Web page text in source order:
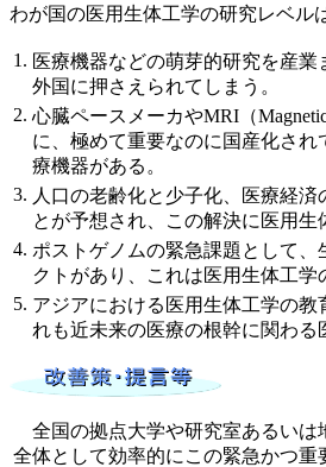
わが国の医用生体工学の研究レベル
1. 医療機器などの萌芽的研究を産
外国に押さえられてしまう。
2. 心臓ペースメーカやMRI（
に、極めて重要なのに国産化さ
療機器がある。
3. 人口の老齢化と少子化、医療経
とが予想され、この解決に医用
4. ポストゲノムの緊急課題として
クトがあり、これは医用生体工学
5. アジアにおける医用生体工学の
れも近未来の医療の根幹に関わ
全国の拠点大学や研究室あるいは
全体として効率的にこの緊急かつ